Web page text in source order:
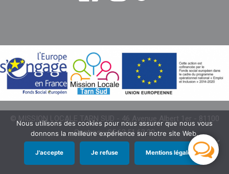
© MISSION LOCALE TARN SUD - 46 Avenue Albert 1er - 81100
Castres - 05.63.51.63.20
Nous utilisons des cookies pour nous assurer que nous vous
donnons la meilleure expérience sur notre site Web.
J'accepte Je refuse Mentions légales